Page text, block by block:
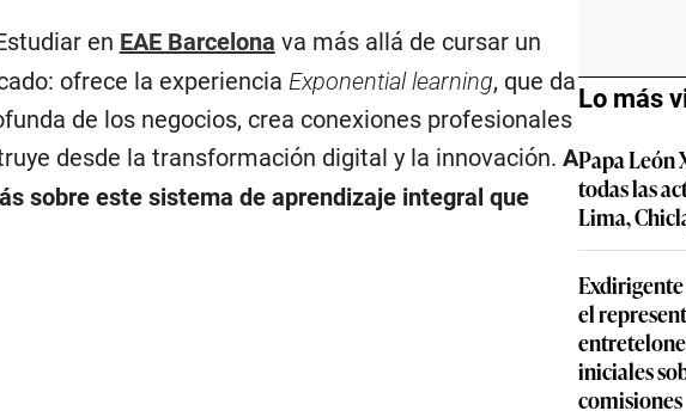
en EAE Barcelona va más allá de cursar un
ofrece la experiencia Exponential learning, que da
de los negocios, crea conexiones profesionales
desde la transformación digital y la innovación. A
sobre este sistema de aprendizaje integral que
Lo más
Papa León
todas las
Lima,
Exdirigente
el
iniciales
comisiones